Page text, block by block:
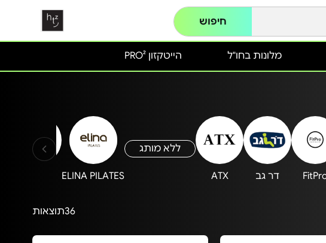
חיפוש
הייטקזון PRO² מלונות בחו"ל
דר גב ATX
ללא מותג
ELINA PILATES
36תוצאות